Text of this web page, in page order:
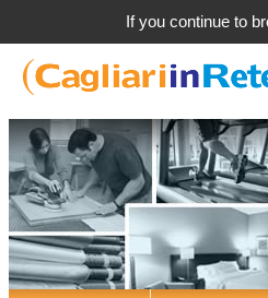
If you continue to